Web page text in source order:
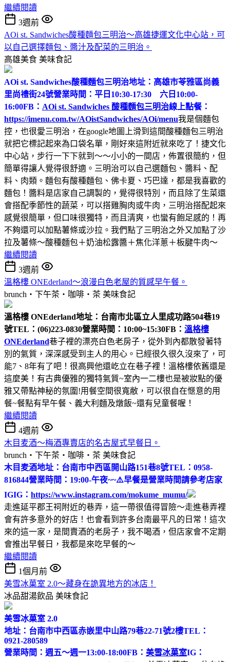
繼續閱讀
3週前
AOi st. Sandwiches酸種麵包三明治～高雄捷運文化中心站，可
以自己選擇麵包、醬汁及配菜的三明治。
高雄美食 美味食記
AOi st. Sandwiches酸種麵包三明治地址：高雄市苓雅區尚義
里尚禮街24號營業時間：平日10:30-17:30 六日10:00-
16:00FB： AOi st. Sandwiches 酸種麵包三明治線上點餐：
https://imenu.com.tw/AOistSandwiches/AOi/menu我是個麵包
控，也很愛三明治，在google地圖上滑到這間酸種麵包三明治
就把它標記起來為口袋名單，剛好來這附近就來吃了！捷文化
中心站，步行一下下就到～～小小的一間店，佈置很簡約，但
簡單得讓人覺得很舒適。三明治可以自己選麵包、醬料、配
料、肉類。麵包有酸種麵包、佛卡夏、巧巴達，都是我喜歡的
麵包！醬料是店家自己調製的，覺得很特別，而且除了生菜還
會搭配季節性的蔬菜，可以搭雞胸肉或牛肉，三明治搭配起來
感覺很簡單，但口味很獨特，而且清爽，也蠻有飽足感的！再
不夠還可以加點薯條或沙拉。我們點了三明治之外又加點了沙
拉及薯條～酸種麵包＋奶油松露醬＋焦化洋蔥＋板腱牛肉～
繼續閱讀
3週前
溫格樓 ONEderland～浪漫白色老屋的質感早午餐。
brunch‧下午茶‧咖啡‧茶 美味食記
溫格樓 ONEderland地址：台南市北區立人里成功路504巷19
號TEL：(06)223-0830營業時間：10:00~15:30FB： 溫格樓
ONEderland巷子裡的漂亮白色老房子，從外到內都散發著特
別的氣質，深深感受到主人的用心。已經很久很久沒來了，可
能7、8年有了吧！很高興他還屹立在巷子裡！溫格樓依舊還是
這麼美！有古典優雅的獨特氣質~室內一二樓也是被妝點的優
雅又帶點神秘的氛圍!用餐空間很寬敝，可以很自在愜意的用
餐~餐點有早午餐、義大利麵及燉飯~還有兒童餐喔！
繼續閱讀
4週前
木目麦酒～梅酒專賣店的名古屋式早餐日。
brunch‧下午茶‧咖啡‧茶 美味食記
木目麦酒地址：台南市中西區開山路151巷8號TEL：0958-
816844營業時間：19:00-午夜~~⚠️早餐是營業時間請參考店家
IGIG： https://www.instagram.com/mokume_mumu/
走進延平郡王祠附近的巷弄，這一帶很值得冒險～走進巷弄裡
會有許多意外的好店！也會看到許多台南最平凡的日常！這次
來的這一家，是間賣酒的老房子，我不喝酒，但店家會不定期
會推出早餐日，我都是來吃早餐的～
繼續閱讀
1個月前
美雪冰菓室 2.0～藏身在詭異地方的冰店！
冰品甜湯飲品 美味食記
美雪冰菓室 2.0
地址：台南市中西區赤嵌里中山路79巷22-71號2樓TEL：
0921-280589
營業時間：週五～週一13:00-18:00FB： 美雪冰菓室IG：